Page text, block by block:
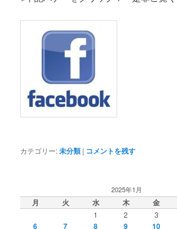
カテゴリー:未分類 | コメントを残す
2025年1月
月 火 水 木 金
1 2 3
6 7 8 9 10